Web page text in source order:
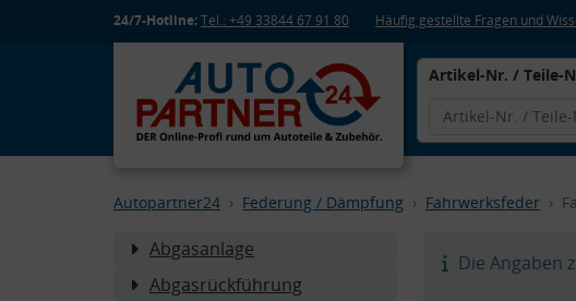
24/7-Hotline:Tel.: +49 33844 67 91 80 Häufig gestellte Fragen und
Artikel-Nr. / Teile-
Autopartner24 Federung / Dämpfung Fahrwerksfeder
Abgasanlage
Abgasrückführung
Die Angaben